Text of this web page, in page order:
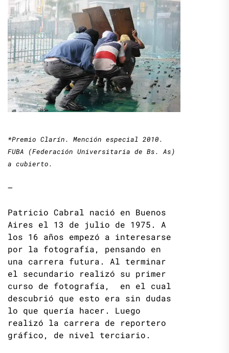
*Premio Clarín. Mención especial 2010.
FUBA (Federación Universitaria de Bs. As)
a cubierto.
—
Patricio Cabral nació en Buenos
Aires el 13 de julio de 1975. A
los 16 años empezó a interesarse
por la fotografía, pensando en
una carrera futura. Al terminar
el secundario realizó su primer
curso de fotografía, en el cual
descubrió que esto era sin dudas
lo que quería hacer. Luego
realizó la carrera de reportero
gráfico, de nivel terciario.